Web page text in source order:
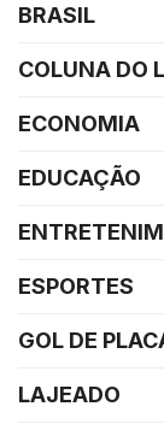
BRASIL
COLUNA DO
ECONOMIA
EDUCAÇÃO
ESPORTES
GOL DE
LAJEADO